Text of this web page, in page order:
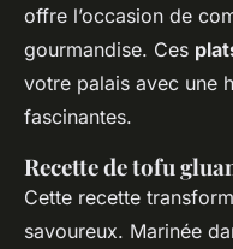
offre l’occasion de
gourmandise. Ces
votre palais avec une
fascinantes.
Recette de tofu
Cette recette
savoureux. Marinée